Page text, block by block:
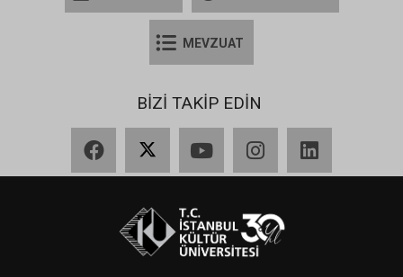
MEVZUAT
BİZİ TAKİP EDİN